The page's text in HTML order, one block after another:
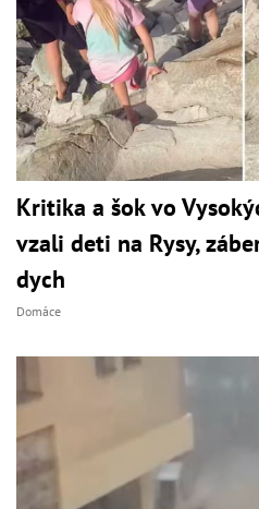
Kritika a šok vo
vzali deti na Rysy,
dych
Domáce